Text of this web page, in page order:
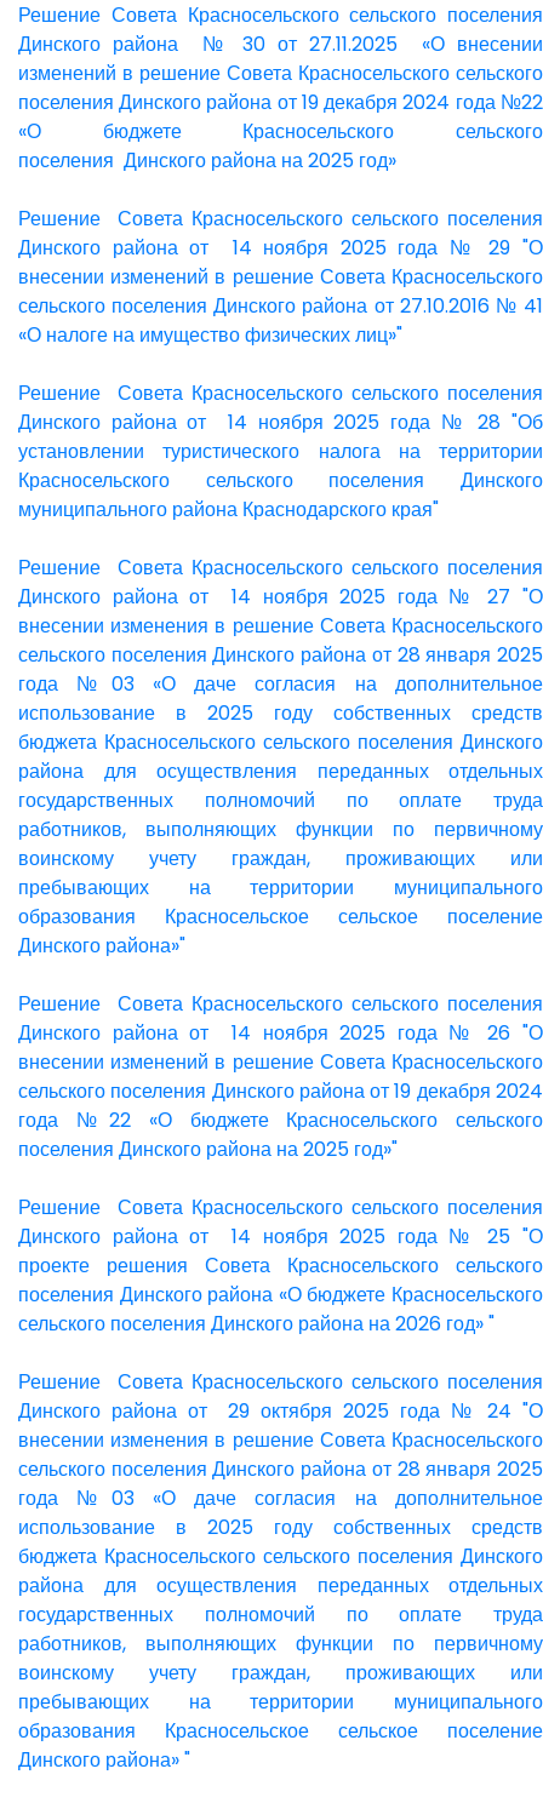
Решение Совета Красносельского сельского поселения
Динского района № 30 от 27.11.2025 «О внесении
изменений в решение Совета Красносельского сельского
поселения Динского района от 19 декабря 2024 года №22
«О бюджете Красносельского сельского
поселения Динского района на 2025 год»
Решение Совета Красносельского сельского поселения
Динского района от 14 ноября 2025 года № 29 "О
внесении изменений в решение Совета Красносельского
сельского поселения Динского района от 27.10.2016 № 41
«О налоге на имущество физических лиц»"
Решение Совета Красносельского сельского поселения
Динского района от 14 ноября 2025 года № 28 "Об
установлении туристического налога на территории
Красносельского сельского поселения Динского
муниципального района Краснодарского края"
Решение Совета Красносельского сельского поселения
Динского района от 14 ноября 2025 года № 27 "О
внесении изменения в решение Совета Красносельского
сельского поселения Динского района от 28 января 2025
года №03 «О даче согласия на дополнительное
использование в 2025 году собственных средств
бюджета Красносельского сельского поселения Динского
района для осуществления переданных отдельных
государственных полномочий по оплате труда
работников, выполняющих функции по первичному
воинскому учету граждан, проживающих или
пребывающих на территории муниципального
образования Красносельское сельское поселение
Динского района»"
Решение Совета Красносельского сельского поселения
Динского района от 14 ноября 2025 года № 26 "О
внесении изменений в решение Совета Красносельского
сельского поселения Динского района от 19 декабря 2024
года №22 «О бюджете Красносельского сельского
поселения Динского района на 2025 год»"
Решение Совета Красносельского сельского поселения
Динского района от 14 ноября 2025 года № 25 "О
проекте решения Совета Красносельского сельского
поселения Динского района «О бюджете Красносельского
сельского поселения Динского района на 2026 год» "
Решение Совета Красносельского сельского поселения
Динского района от 29 октября 2025 года № 24 "О
внесении изменения в решение Совета Красносельского
сельского поселения Динского района от 28 января 2025
года №03 «О даче согласия на дополнительное
использование в 2025 году собственных средств
бюджета Красносельского сельского поселения Динского
района для осуществления переданных отдельных
государственных полномочий по оплате труда
работников, выполняющих функции по первичному
воинскому учету граждан, проживающих или
пребывающих на территории муниципального
образования Красносельское сельское поселение
Динского района» "